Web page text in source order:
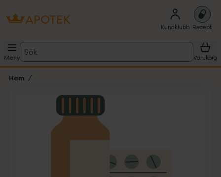
Kundklubb Recept
Meny
Sök
Varukorg
Hem
Lista: . Innehåller 1 objekt.